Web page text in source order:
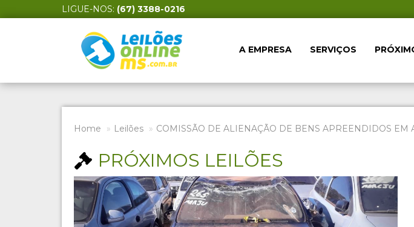
LIGUE-NOS: (67) 3388-0216
A EMPRESA SERVIÇOS
Home Leilões COMISSÃO DE ALIENAÇÃO DE BENS APREENDIDOS EM
PRÓXIMOS LEILÕES
Previous Next